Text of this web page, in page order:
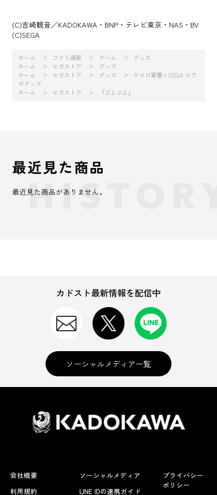
(C)吉崎観音／KADOKAWA・BNP・テレビ東京・NAS・BV
(C)SEGA
ホーム ファミ通販 ゲーム
グッズ
ホーム
セガストア
グッズ
ホーム
セガストア グッズ
ケロロ軍曹×SEGA コラ
ボグッズ
ホーム
セガストア 『ぷよぷよ』
最近見た商品
最近見た商品がありません。
カドスト最新情報を配信中
ソーシャルメディア一覧
会社概要
利用規約
ソーシャルメディア
LINE IDの連携ガイド
プライバシー
ポリシー